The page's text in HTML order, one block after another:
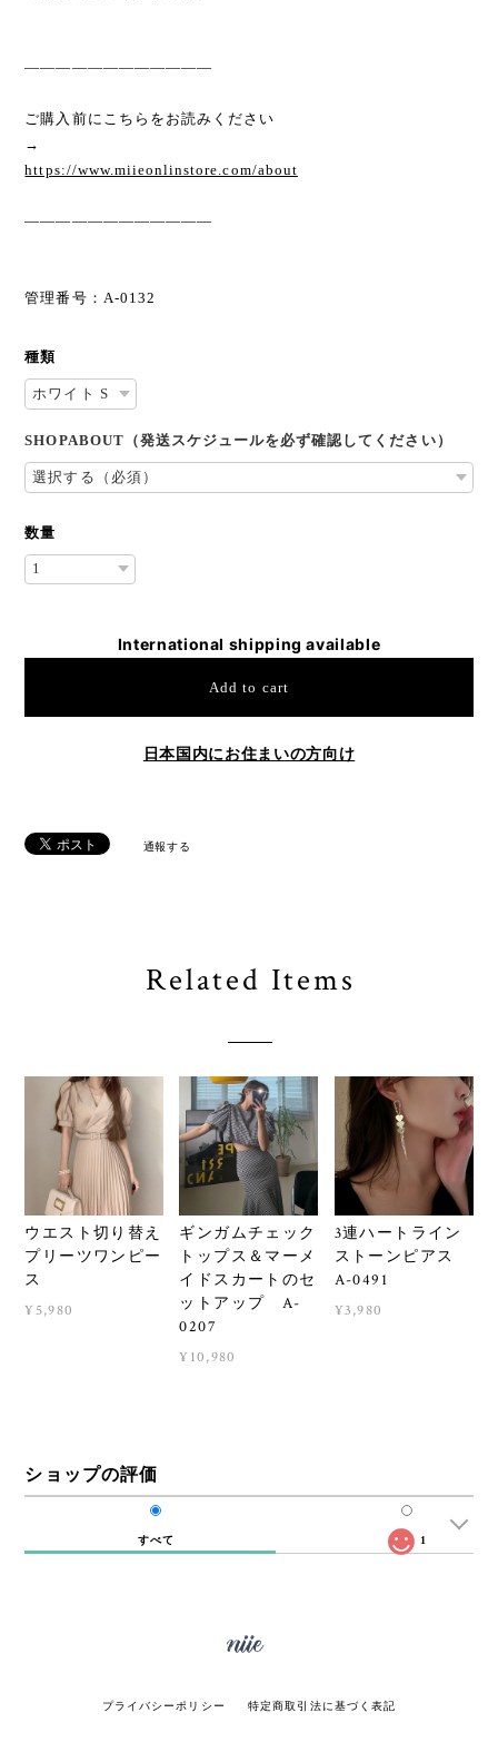
————————————
ご購入前にこちらをお読みください
→
https://www.miieonlinstore.com/about
————————————
管理番号：A-0132
種類
SHOPABOUT（発送スケジュールを必ず確認してください）
数量
International shipping available
Add to cart
日本国内にお住まいの方向け
通報する
Related Items
ウエスト切り替え
プリーツワンピー
ス
¥5,980
ギンガムチェック
トップス＆マーメ
イドスカートのセ
ットアップ A-
0207
¥10,980
3連ハートライン
ストーンピアス
A-0491
¥3,980
ショップの評価
すべて 1
プライバシーポリシー 特定商取引法に基づく表記